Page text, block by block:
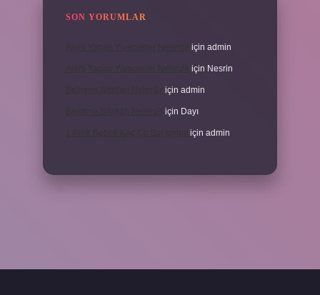
SON YORUMLAR
için admin
için Nesrin
için admin
için Dayı
için admin